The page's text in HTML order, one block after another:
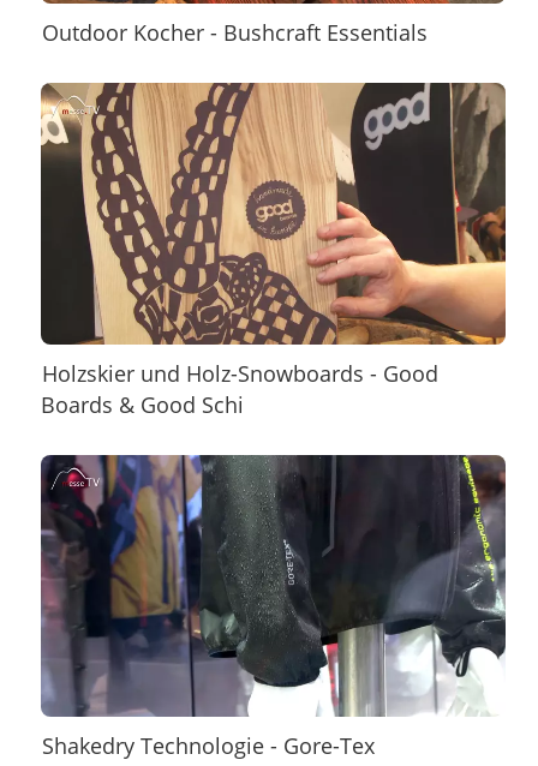
Outdoor Kocher - Bushcraft Essentials
Holzskier und Holz-Snowboards - Good
Boards & Good Schi
Shakedry Technologie - Gore-Tex